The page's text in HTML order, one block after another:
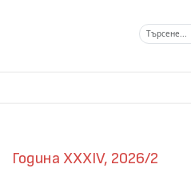
Година XXXIV, 2026/2